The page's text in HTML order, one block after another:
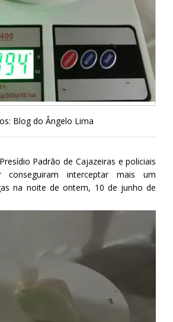
Blog do Ângelo Lima
Padrão de Cajazeiras e policiais
conseguiram interceptar mais um
na noite de ontem, 10 de junho de